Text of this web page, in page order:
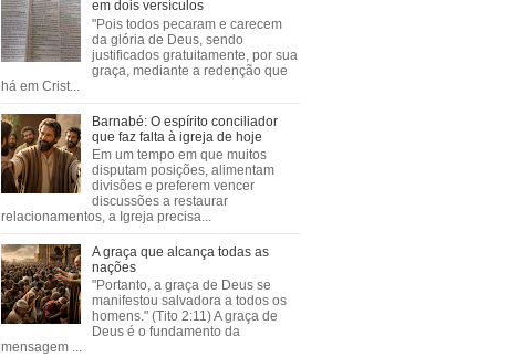
em dois versículos
"Pois todos pecaram e carecem
da glória de Deus, sendo
justificados gratuitamente, por sua
graça, mediante a redenção que
há em Crist...
Barnabé: O espírito conciliador
que faz falta à igreja de hoje
Em um tempo em que muitos
disputam posições, alimentam
divisões e preferem vencer
discussões a restaurar
relacionamentos, a Igreja precisa...
A graça que alcança todas as
nações
"Portanto, a graça de Deus se
manifestou salvadora a todos os
homens." (Tito 2:11) A graça de
Deus é o fundamento da
mensagem ...